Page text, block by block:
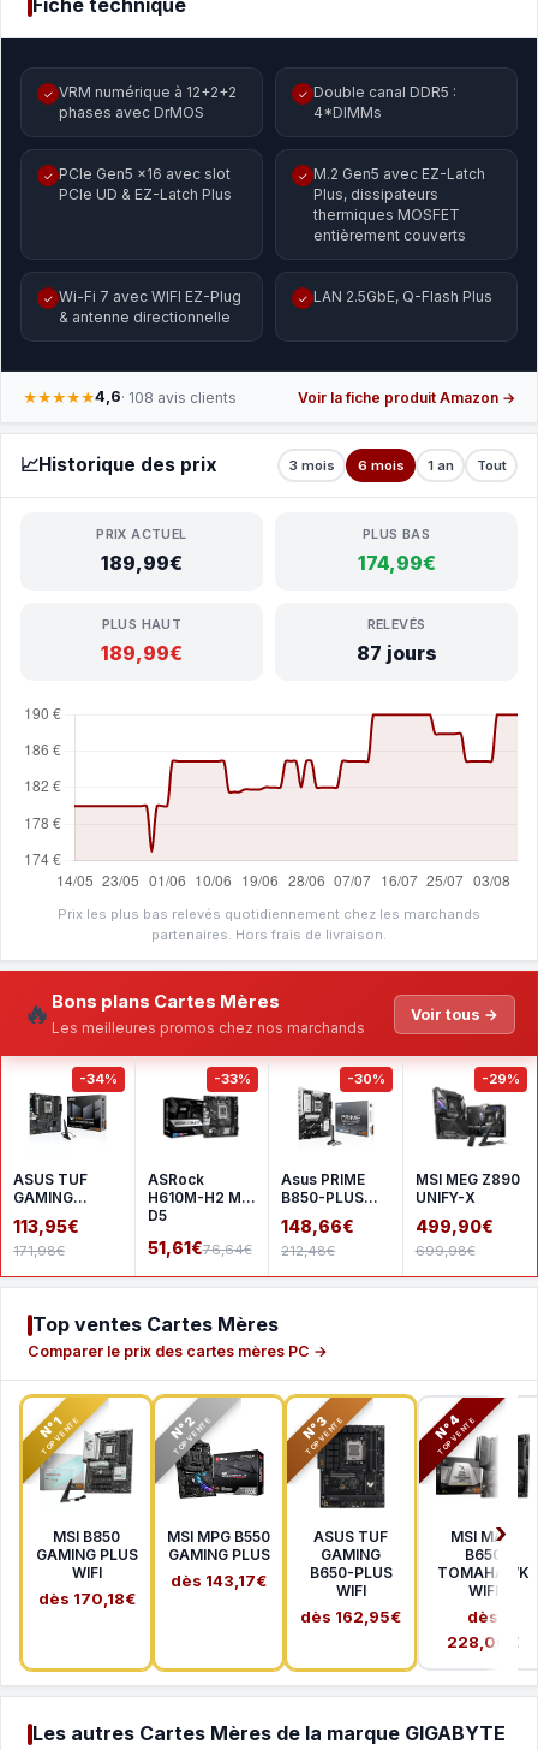
Fiche technique
✓ VRM numérique à 12+2+2
phases avec DrMOS
✓ Double canal DDR5 :
4*DIMMs
✓ PCIe Gen5 x16 avec slot
PCIe UD & EZ-Latch Plus
✓ M.2 Gen5 avec EZ-Latch
Plus, dissipateurs
thermiques MOSFET
entièrement couverts
✓ Wi-Fi 7 avec WIFI EZ-Plug
& antenne directionnelle
✓ LAN 2.5GbE, Q-Flash Plus
★★★★★4,6· 108 avis clients Voir la fiche produit Amazon →
📈Historique des prix 3 mois 6 mois 1 an Tout
PRIX ACTUEL
189,99€
PLUS BAS
174,99€
PLUS HAUT
189,99€
RELEVÉS
87 jours
Prix les plus bas relevés quotidiennement chez les marchands
partenaires. Hors frais de livraison.
🔥 Bons plans Cartes Mères
Les meilleures promos chez nos marchands
Voir tous →
-34%
ASUS TUF
GAMING
A620AM-
PLUS WIFI
113,95€
171,98€
-33%
ASRock
H610M-H2 M.2
D5
51,61€76,64€
-30%
Asus PRIME
B850-PLUS
WIFI
148,66€
212,48€
-29%
MSI MEG Z890
UNIFY-X
499,90€
699,98€
Top ventes Cartes Mères
Comparer le prix des cartes mères PC →
N°1
TOP VENTE
MSI B850
GAMING PLUS
WIFI
dès 170,18€
N°2
TOP VENTE
MSI MPG B550
GAMING PLUS
dès 143,17€
N°3
TOP VENTE
ASUS TUF
GAMING
B650-PLUS
WIFI
dès 162,95€
N°4
TOP VENTE
MSI MAG
B650
TOMAHAWK
WIFI
dès
228,00€
Les autres Cartes Mères de la marque GIGABYTE